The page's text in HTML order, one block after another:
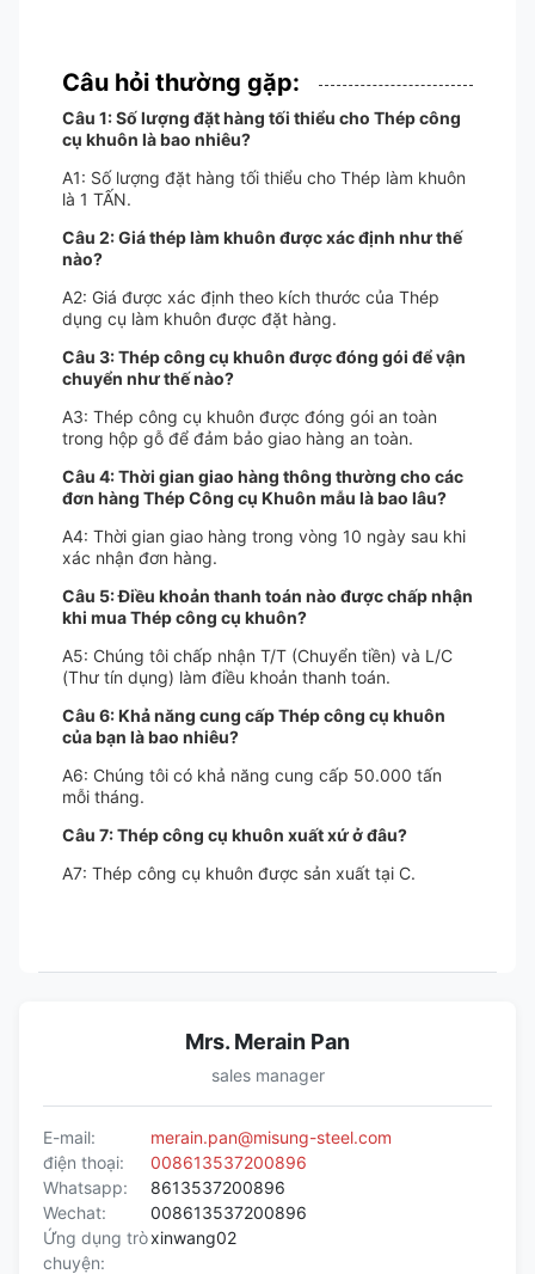
Câu hỏi thường gặp:
Câu 1: Số lượng đặt hàng tối thiểu cho Thép công
cụ khuôn là bao nhiêu?
A1: Số lượng đặt hàng tối thiểu cho Thép làm khuôn
là 1 TẤN.
Câu 2: Giá thép làm khuôn được xác định như thế
nào?
A2: Giá được xác định theo kích thước của Thép
dụng cụ làm khuôn được đặt hàng.
Câu 3: Thép công cụ khuôn được đóng gói để vận
chuyển như thế nào?
A3: Thép công cụ khuôn được đóng gói an toàn
trong hộp gỗ để đảm bảo giao hàng an toàn.
Câu 4: Thời gian giao hàng thông thường cho các
đơn hàng Thép Công cụ Khuôn mẫu là bao lâu?
A4: Thời gian giao hàng trong vòng 10 ngày sau khi
xác nhận đơn hàng.
Câu 5: Điều khoản thanh toán nào được chấp nhận
khi mua Thép công cụ khuôn?
A5: Chúng tôi chấp nhận T/T (Chuyển tiền) và L/C
(Thư tín dụng) làm điều khoản thanh toán.
Câu 6: Khả năng cung cấp Thép công cụ khuôn
của bạn là bao nhiêu?
A6: Chúng tôi có khả năng cung cấp 50.000 tấn
mỗi tháng.
Câu 7: Thép công cụ khuôn xuất xứ ở đâu?
A7: Thép công cụ khuôn được sản xuất tại C.
Mrs. Merain Pan
sales manager
E-mail:
merain.pan@misung-steel.com
điện thoại:
008613537200896
Whatsapp:
8613537200896
Wechat:
008613537200896
Ứng dụng trò
chuyện:
xinwang02